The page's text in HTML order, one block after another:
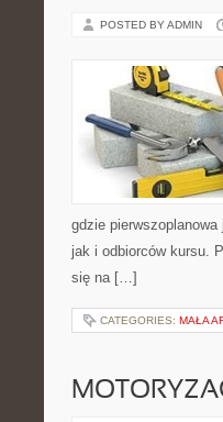
POSTED BY ADMIN
gdzie
jak i odbiorców kursu.
się na […]
CATEGORIES: MAŁA